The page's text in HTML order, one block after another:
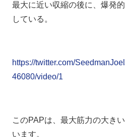
最大に近い収縮の後に、爆発
している。
https://twitter.com/
46080/video/1
このPAPは、最大筋力の大き
います。